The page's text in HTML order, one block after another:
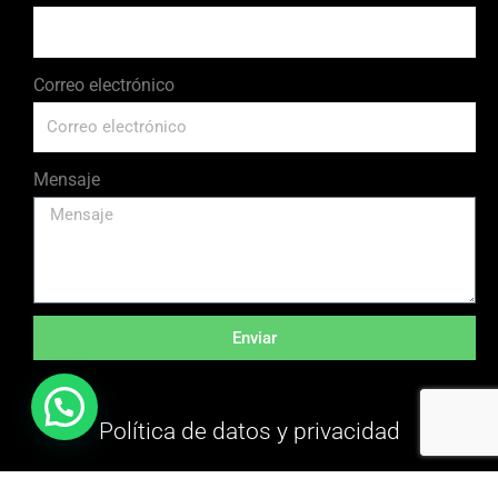
Correo electrónico
Mensaje
Enviar
Política de datos y privacidad